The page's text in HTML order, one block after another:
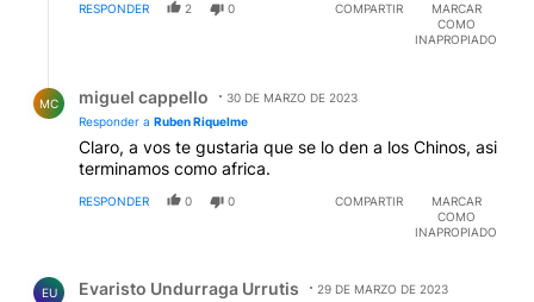
RESPONDER 2 0 COMPARTIR
MARCAR
COMO
INAPROPIADO
MC miguel cappello
30 DE MARZO DE 2023
Responder a Ruben Riquelme
Claro, a vos te gustaria que se lo den a los Chinos, asi
terminamos como africa.
RESPONDER 0 0 COMPARTIR
MARCAR
COMO
INAPROPIADO
EU Evaristo Undurraga Urrutis 29 DE MARZO DE 2023